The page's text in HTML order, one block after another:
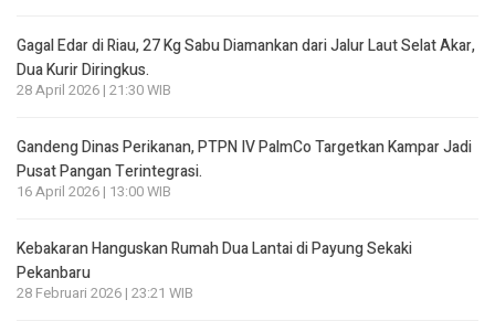
Gagal Edar di Riau, 27 Kg Sabu Diamankan dari Jalur Laut Selat Akar,
Dua Kurir Diringkus.
28 April 2026 | 21:30 WIB
Gandeng Dinas Perikanan, PTPN IV PalmCo Targetkan Kampar Jadi
Pusat Pangan Terintegrasi.
16 April 2026 | 13:00 WIB
Kebakaran Hanguskan Rumah Dua Lantai di Payung Sekaki
Pekanbaru
28 Februari 2026 | 23:21 WIB